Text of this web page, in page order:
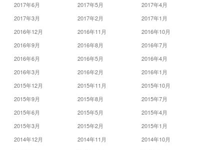
2017年6月
2017年5月
2017年4月
2017年3月
2017年2月
2017年1月
2016年12月
2016年11月
2016年10月
2016年9月
2016年8月
2016年7月
2016年6月
2016年5月
2016年4月
2016年3月
2016年2月
2016年1月
2015年12月
2015年11月
2015年10月
2015年9月
2015年8月
2015年7月
2015年6月
2015年5月
2015年4月
2015年3月
2015年2月
2015年1月
2014年12月
2014年11月
2014年10月